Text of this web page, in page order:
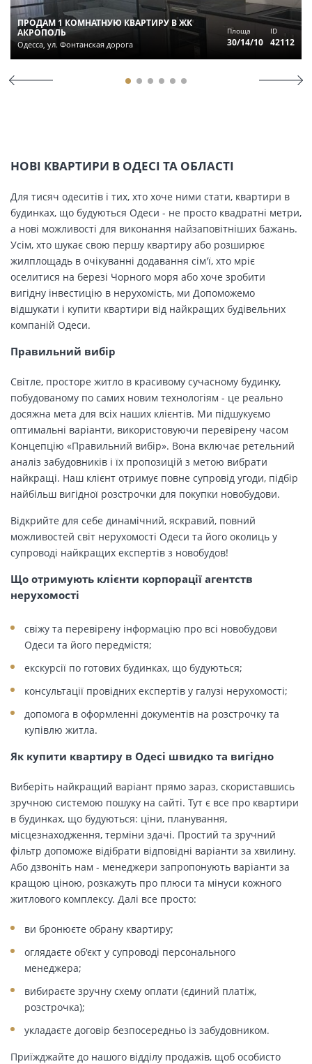
ПРОДАМ 1 КОМНАТНУЮ КВАРТИРУ В ЖК
АКРОПОЛЬ
Одесса, ул. Фонтанская дорога
Площа
30/14/10
ID
42112
НОВІ КВАРТИРИ В ОДЕСІ ТА ОБЛАСТІ
Для тисяч одеситів і тих, хто хоче ними стати, квартири в
будинках, що будуються Одеси - не просто квадратні метри,
а нові можливості для виконання найзаповітніших бажань.
Усім, хто шукає свою першу квартиру або розширює
жилплощадь в очікуванні додавання сім'ї, хто мріє
оселитися на березі Чорного моря або хоче зробити
вигідну інвестицію в нерухомість, ми Допоможемо
відшукати і купити квартири від найкращих будівельних
компаній Одеси.
Правильний вибір
Світле, просторе житло в красивому сучасному будинку,
побудованому по самих новим технологіям - це реально
досяжна мета для всіх наших клієнтів. Ми підшукуємо
оптимальні варіанти, використовуючи перевірену часом
Концепцію «Правильний вибір». Вона включає ретельний
аналіз забудовників і їх пропозицій з метою вибрати
найкращі. Наш клієнт отримує повне супровід угоди, підбір
найбільш вигідної розстрочки для покупки новобудови.
Відкрийте для себе динамічний, яскравий, повний
можливостей світ нерухомості Одеси та його околиць у
супроводі найкращих експертів з новобудов!
Що отримують клієнти корпорації агентств
нерухомості
свіжу та перевірену інформацію про всі новобудови
Одеси та його передмістя;
екскурсії по готових будинках, що будуються;
консультації провідних експертів у галузі нерухомості;
допомога в оформленні документів на розстрочку та
купівлю житла.
Як купити квартиру в Одесі швидко та вигідно
Виберіть найкращий варіант прямо зараз, скориставшись
зручною системою пошуку на сайті. Тут є все про квартири
в будинках, що будуються: ціни, планування,
місцезнаходження, терміни здачі. Простий та зручний
фільтр допоможе відібрати відповідні варіанти за хвилину.
Або дзвоніть нам - менеджери запропонують варіанти за
кращою ціною, розкажуть про плюси та мінуси кожного
житлового комплексу. Далі все просто:
ви бронюєте обрану квартиру;
оглядаєте об'єкт у супроводі персонального
менеджера;
вибираєте зручну схему оплати (єдиний платіж,
розстрочка);
укладаєте договір безпосередньо із забудовником.
Приїжджайте до нашого відділу продажів, щоб особисто